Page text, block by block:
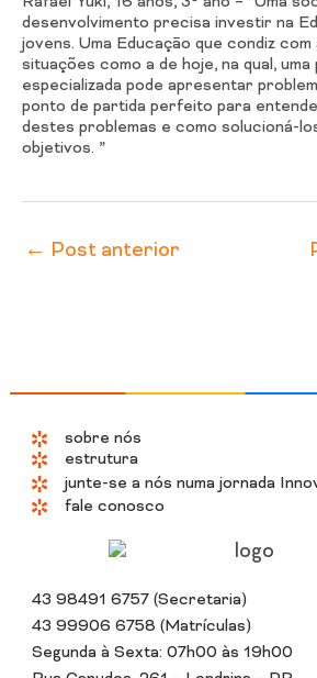
desenvolvimento precisa investir na
jovens. Uma Educação que condiz
situações como a de hoje, na qual, uma
especializada pode apresentar
ponto de partida perfeito para
destes problemas e como solucioná-
objetivos. ”
← Post anterior
sobre nós
estrutura
junte-se a nós numa jornada
fale conosco
43 98491 6757 (Secretaria)
43 99906 6758 (Matrículas)
Segunda à Sexta: 07h00 às 19h00